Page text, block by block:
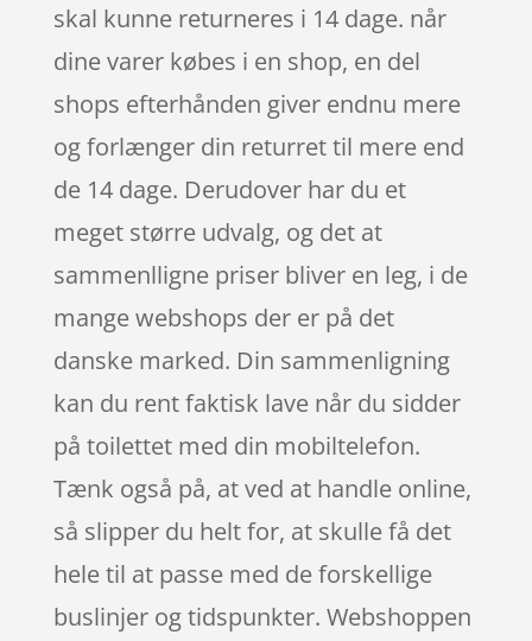
skal kunne returneres i 14 dage. når
dine varer købes i en shop, en del
shops efterhånden giver endnu mere
og forlænger din returret til mere end
de 14 dage. Derudover har du et
meget større udvalg, og det at
sammenlligne priser bliver en leg, i de
mange webshops der er på det
danske marked. Din sammenligning
kan du rent faktisk lave når du sidder
på toilettet med din mobiltelefon.
Tænk også på, at ved at handle online,
så slipper du helt for, at skulle få det
hele til at passe med de forskellige
buslinjer og tidspunkter. Webshoppen